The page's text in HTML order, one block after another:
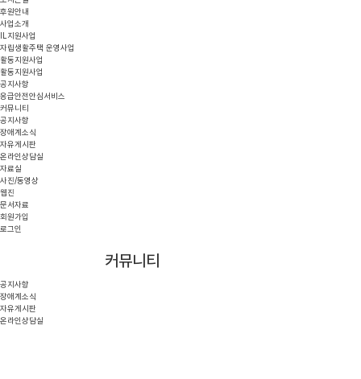
후원안내
사업소개
IL지원사업
자립생활주택 운영사업
활동지원사업
활동지원사업
공지사항
응급안전안심서비스
커뮤니티
공지사항
장애계소식
자유게시판
온라인상담실
자료실
사진/동영상
웹진
문서자료
회원가입
로그인
커뮤니티
공지사항
장애계소식
자유게시판
온라인상담실